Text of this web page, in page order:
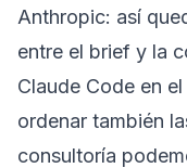
Anthropic: así
entre el brief y la
Claude Code en
ordenar también
consultoría